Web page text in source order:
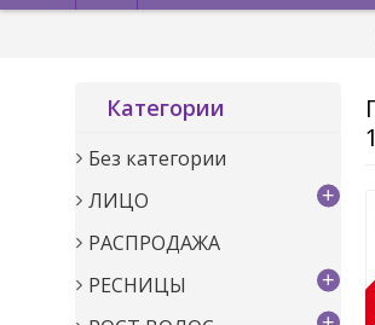
Категории
Без категории
ЛИЦО
+
РАСПРОДАЖА
РЕСНИЦЫ
+